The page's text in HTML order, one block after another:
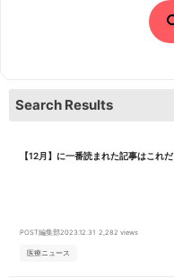
Search Results
【12月】に一番読まれた記事はこれだ
POST編集部2023.12.31 2,282 views
医療ニュース